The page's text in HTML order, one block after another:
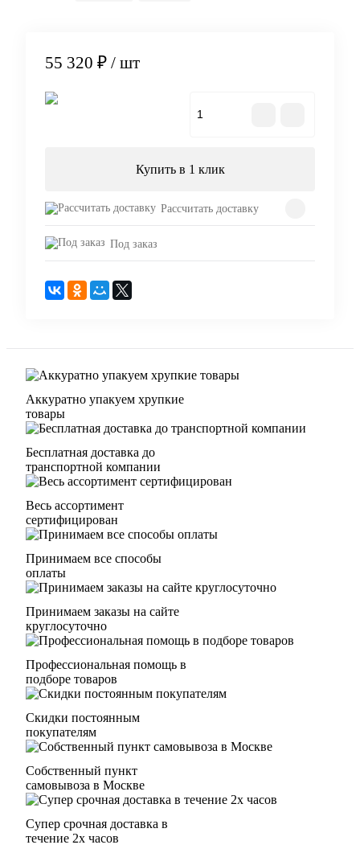
55 320 ₽ / шт
Купить в 1 клик
Рассчитать доставку
Под заказ
Аккуратно упакуем хрупкие
товары
Бесплатная доставка до
транспортной компании
Весь ассортимент
сертифицирован
Принимаем все способы
оплаты
Принимаем заказы на сайте
круглосуточно
Профессиональная помощь в
подборе товаров
Скидки постоянным
покупателям
Собственный пункт
самовывоза в Москве
Супер срочная доставка в
течение 2х часов